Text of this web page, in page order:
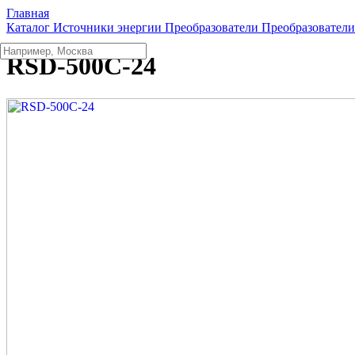
Главная
Каталог Источники энергии Преобразователи
RSD-500C-24